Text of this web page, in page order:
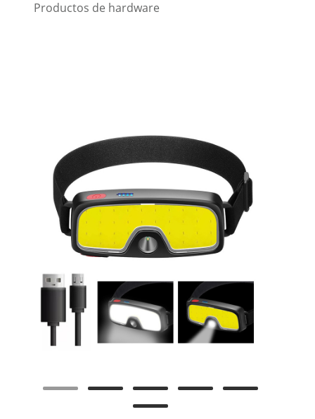
Productos de hardware